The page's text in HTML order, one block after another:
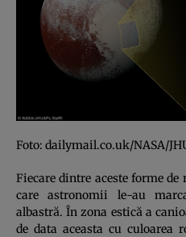
Foto: dailymail.co.uk/NASA/
Fiecare dintre aceste forme
care astronomii le-au
albastră. În zona estică a
de data aceasta cu culoarea